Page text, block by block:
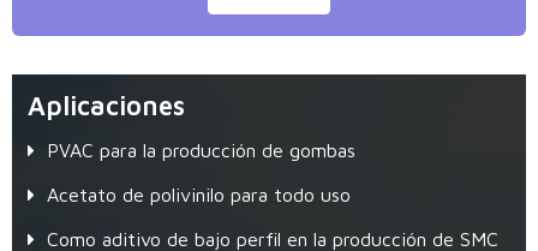
Aplicaciones
PVAC para la producción de gombas
Acetato de polivinilo para todo uso
Como aditivo de bajo perfil en la producción de SMC